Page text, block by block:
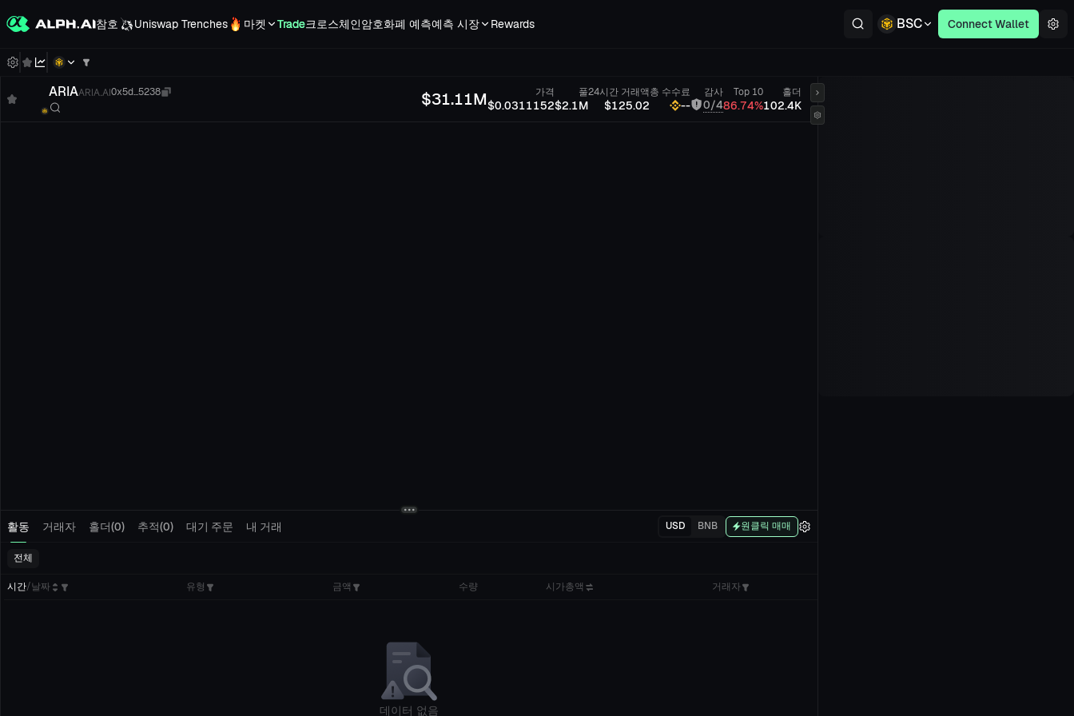
참호 Uniswap Trenches 마켓 Trade크로스체인암호화폐 예측예측 시장 Rewards BSC Connect Wallet
ARIAARIA.AI0x5d...5238 $31.11M 가격
$0.0311152
풀
$2.1M
24시간 거래액
$125.02
총 수수료
--
감사
0/4
Top 10
86.74%
홀더
102.4K
활동 거래자 홀더(0) 추적(0) 대기 주문 내 거래 USD BNB 원클릭 매매
전체
시간/날짜 유형 금액 수량 시가총액 거래자
데이터 없음